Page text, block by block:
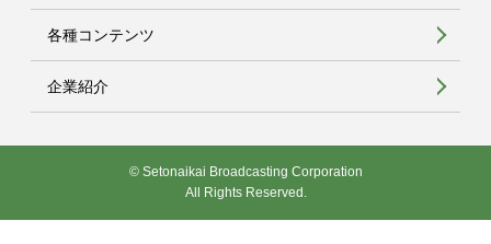
各種コンテンツ
企業紹介
© Setonaikai Broadcasting Corporation
All Rights Reserved.